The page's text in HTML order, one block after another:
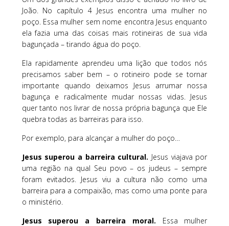
João. No capítulo 4 Jesus encontra uma mulher no
poço. Essa mulher sem nome encontra Jesus enquanto
ela fazia uma das coisas mais rotineiras de sua vida
bagunçada – tirando água do poço.
Ela rapidamente aprendeu uma lição que todos nós
precisamos saber bem – o rotineiro pode se tornar
importante quando deixamos Jesus arrumar nossa
bagunça e radicalmente mudar nossas vidas. Jesus
quer tanto nos livrar de nossa própria bagunça que Ele
quebra todas as barreiras para isso.
Por exemplo, para alcançar a mulher do poço…
Jesus superou a barreira cultural. Jesus viajava por
uma região na qual Seu povo – os judeus – sempre
foram evitados. Jesus viu a cultura não como uma
barreira para a compaixão, mas como uma ponte para
o ministério.
Jesus superou a barreira moral. Essa mulher